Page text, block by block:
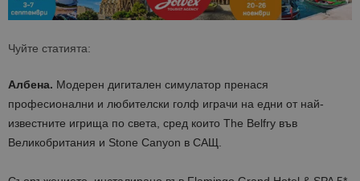
Чуйте статията:
Албена. Модерен дигитален симулатор пренася
професионални и любителски голф играчи на едни от най-
известните игрища по света, сред които The Belfry във
Великобритания и Stone Canyon в САЩ.